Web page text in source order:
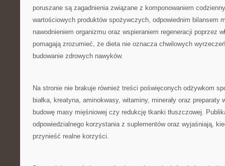
poruszane są zagadnienia związane z komponowaniem
wartościowych produktów spożywczych, odpowiednim bilansem
nawodnieniem organizmu oraz wspieraniem regeneracji poprzez
pomagają zrozumieć, że dieta nie oznacza chwilowych
budowanie zdrowych nawyków.
Na stronie nie brakuje również treści poświęconych odżywkom
białka, kreatyna, aminokwasy, witaminy, minerały oraz preparaty
budowę masy mięśniowej czy redukcję tkanki tłuszczowej.
odpowiedzialnego korzystania z suplementów oraz wyjaśniają,
przynieść realne korzyści.